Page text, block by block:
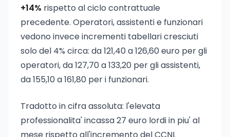
+14% rispetto al ciclo contrattuale
precedente. Operatori, assistenti e funzionari
vedono invece incrementi tabellari cresciuti
solo del 4% circa: da 121,40 a 126,60 euro per gli
operatori, da 127,70 a 133,20 per gli assistenti,
da 155,10 a 161,80 per i funzionari.
Tradotto in cifra assoluta: l'elevata
professionalita' incassa 27 euro lordi in piu' al